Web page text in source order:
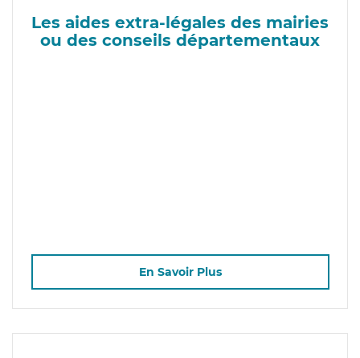
Les aides extra-légales des mairies
ou des conseils départementaux
En Savoir Plus